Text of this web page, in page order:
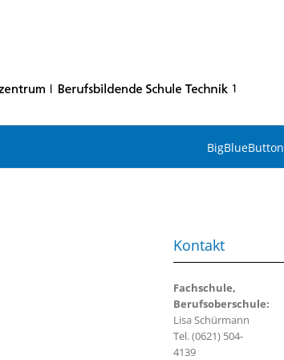
BigBlueButton
Kontakt
Fachschule,
Berufsoberschule:
Lisa Schürmann
Tel. (0621) 504-
4139